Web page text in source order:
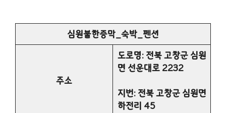
심원불한증막_숙박_펜션
주소
도로명: 전북 고창군 심원
면 선운대로 2232
지번: 전북 고창군 심원면
하전리 45